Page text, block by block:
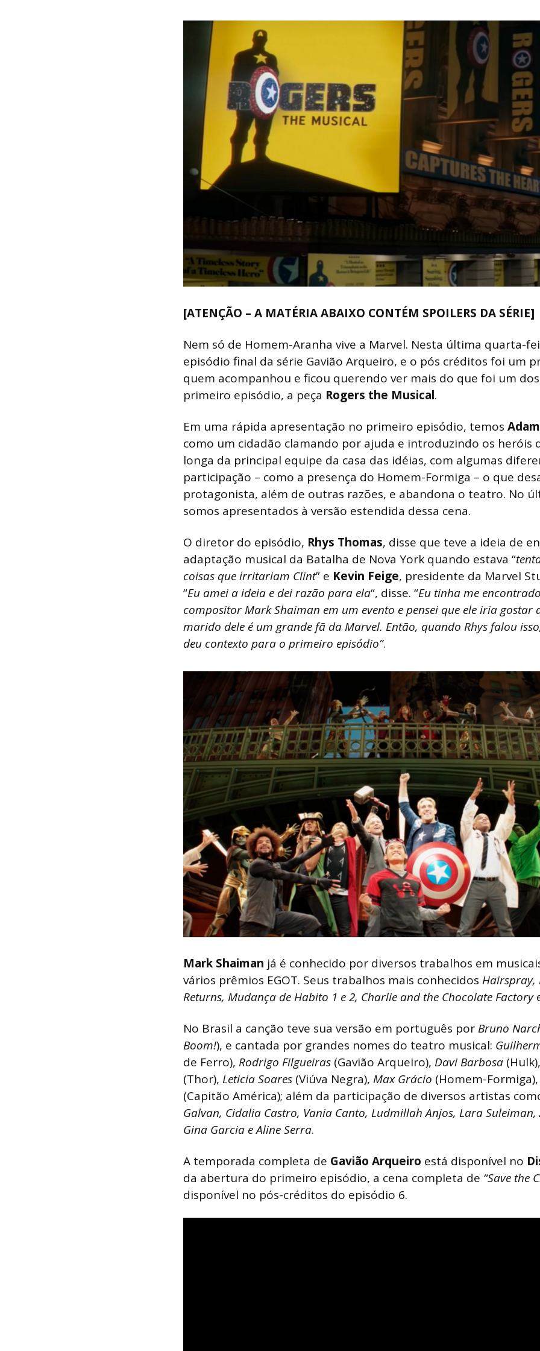
[ATENÇÃO – A MATÉRIA ABAIXO CONTÉM SPOILERS DA SÉRIE]
Nem só de Homem-Aranha vive a Marvel. Nesta última quarta-
episódio final da série Gavião Arqueiro, e o pós créditos foi um
quem acompanhou e ficou querendo ver mais do que foi um
primeiro episódio, a peça Rogers the Musical.
Em uma rápida apresentação no primeiro episódio, temos
como um cidadão clamando por ajuda e introduzindo os heróis
longa da principal equipe da casa das idéias, com algumas
participação – como a presença do Homem-Formiga – o que
protagonista, além de outras razões, e abandona o teatro. No
somos apresentados à versão estendida dessa cena.
O diretor do episódio, Rhys Thomas, disse que teve a ideia de
adaptação musical da Batalha de Nova York quando estava “
coisas que irritariam Clint” e Kevin Feige, presidente da Marvel
“Eu amei a ideia e dei razão para ela“, disse. “Eu tinha me
compositor Mark Shaiman em um evento e pensei que ele iria gostar
marido dele é um grande fã da Marvel. Então, quando Rhys falou
deu contexto para o primeiro episódio”.
Mark Shaiman já é conhecido por diversos trabalhos em
vários prêmios EGOT. Seus trabalhos mais conhecidos Hairspray,
Returns, Mudança de Habito 1 e 2, Charlie and the Chocolate Factory
No Brasil a canção teve sua versão em português por Bruno
Boom!), e cantada por grandes nomes do teatro musical:
de Ferro), Rodrigo Filgueiras (Gavião Arqueiro), Davi Barbosa
(Thor), Leticia Soares (Viúva Negra), Max Grácio (Homem-
(Capitão América); além da participação de diversos artistas
Galvan, Cidalia Castro, Vania Canto, Ludmillah Anjos, Lara Suleiman,
Gina Garcia e Aline Serra.
A temporada completa de Gavião Arqueiro está disponível no
da abertura do primeiro episódio, a cena completa de “Save the
disponível no pós-créditos do episódio 6.